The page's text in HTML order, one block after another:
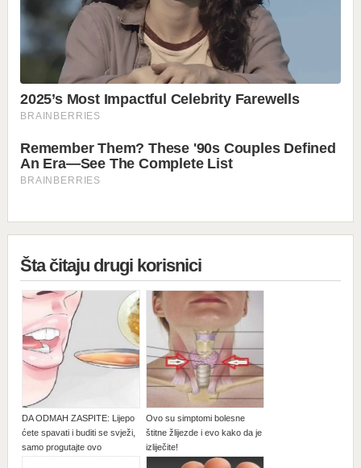
Šta čitaju drugi korisnici
DA ODMAH ZASPITE: Lijepo
ćete spavati i buditi se svježi,
samo progutajte ovo
Ovo su simptomi bolesne
štitne žlijezde i evo kako da je
izliječite!